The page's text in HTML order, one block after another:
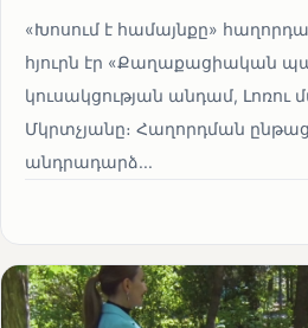
«Խոսում է համայնքը»
հյուրն էր «Քաղաքացիական
կուսակցության անդամ, Լոռու
Մկրտչյանը։ Հաղորդման
անդրադարձ...